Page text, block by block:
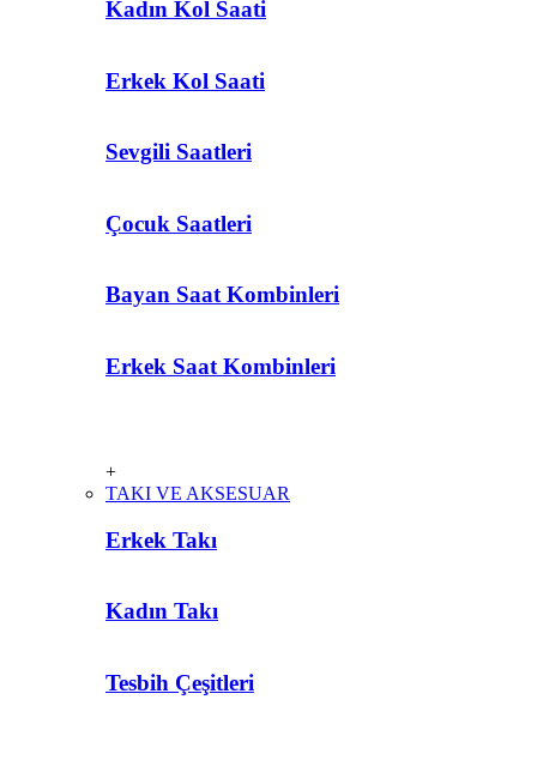
Kadın Kol Saati
Erkek Kol Saati
Sevgili Saatleri
Çocuk Saatleri
Bayan Saat Kombinleri
Erkek Saat Kombinleri
+
TAKI VE AKSESUAR
Erkek Takı
Kadın Takı
Tesbih Çeşitleri